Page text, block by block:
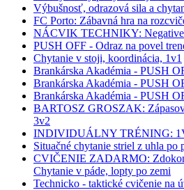
Výbušnosť, odrazová sila a
FC Porto: Zábavná hra na
NÁCVIK TECHNIKY: Negative
PUSH OFF - Odraz na povel
Chytanie v stoji, koordinácia, 1v1
Brankárska Akadémia - PUSH
Brankárska Akadémia - PUSH
Brankárska Akadémia - PUSH
BARTOSZ GROSZAK:
3v2
INDIVIDUÁLNY TRÉNING:
Situačné chytanie striel z uhla po
CVIČENIE ZADARMO:
Chytanie v páde, lopty po zemi
Technicko - taktické cvičenie na